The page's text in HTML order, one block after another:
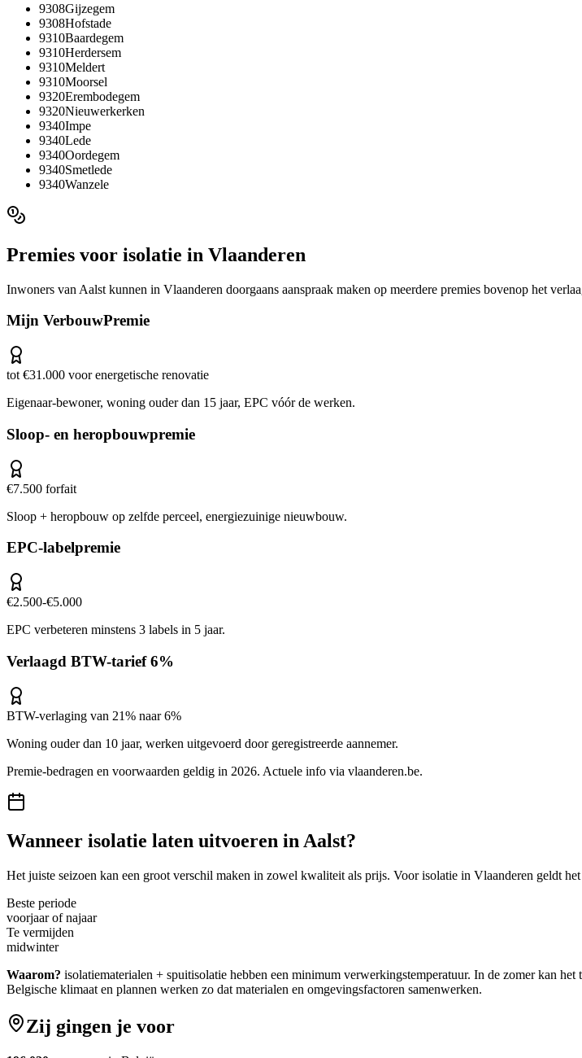
9308Gijzegem
9308Hofstade
9310Baardegem
9310Herdersem
9310Meldert
9310Moorsel
9320Erembodegem
9320Nieuwerkerken
9340Impe
9340Lede
9340Oordegem
9340Smetlede
9340Wanzele
Premies voor isolatie in Vlaanderen
Inwoners van Aalst kunnen in Vlaanderen doorgaans aanspraak maken op meerdere premies bovenop het
Mijn VerbouwPremie
tot €31.000 voor energetische renovatie
Eigenaar-bewoner, woning ouder dan 15 jaar, EPC vóór de werken.
Sloop- en heropbouwpremie
€7.500 forfait
Sloop + heropbouw op zelfde perceel, energiezuinige nieuwbouw.
EPC-labelpremie
€2.500-€5.000
EPC verbeteren minstens 3 labels in 5 jaar.
Verlaagd BTW-tarief 6%
BTW-verlaging van 21% naar 6%
Woning ouder dan 10 jaar, werken uitgevoerd door geregistreerde aannemer.
Premie-bedragen en voorwaarden geldig in 2026. Actuele info via vlaanderen.be.
Wanneer isolatie laten uitvoeren inAalst?
Het juiste seizoen kan een groot verschil maken in zowel kwaliteit als prijs. Voorisolatie in Vlaanderen geldt
Beste periode
voorjaar of najaar
Te vermijden
midwinter
Waarom? isolatiematerialen + spuitisolatie hebben een minimum verwerkingstemperatuur. In de zomer kan
Belgische klimaat en plannen werken zo dat materialen en omgevingsfactoren samenwerken.
Zij gingen je voor